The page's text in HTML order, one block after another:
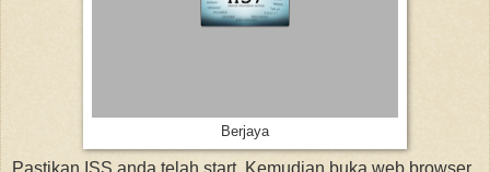
Berjaya